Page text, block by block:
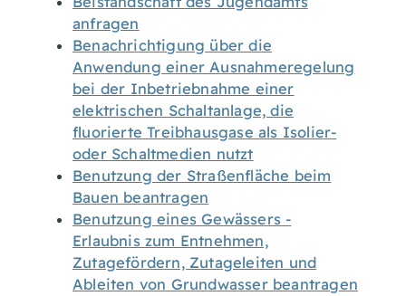
anfragen
Benachrichtigung über die
Anwendung einer Ausnahmeregelung
bei der Inbetriebnahme einer
elektrischen Schaltanlage, die
fluorierte Treibhausgase als Isolier-
oder Schaltmedien nutzt
Benutzung der Straßenfläche beim
Bauen beantragen
Benutzung eines Gewässers -
Erlaubnis zum Entnehmen,
Zutagefördern, Zutageleiten und
Ableiten von Grundwasser beantragen